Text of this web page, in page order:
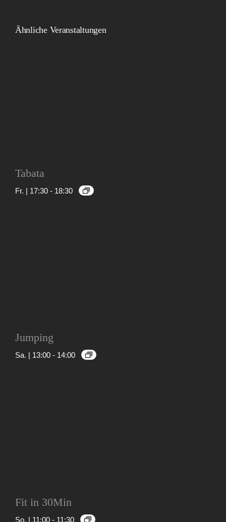
Ähnliche Veranstaltungen
Tabata
Fr. | 17:30 - 18:30
Jumping
Sa. | 13:00 - 14:00
Fit in 30Min
So. | 11:00 - 11:30